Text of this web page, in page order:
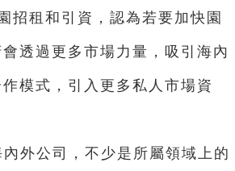
招租和引資，認為若要加快園
透過更多市場力量，吸引海內
模式，引入更多私人市場資
外公司，不少是所屬領域上的